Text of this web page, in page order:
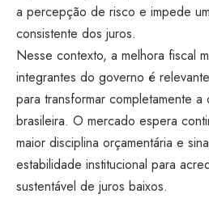
a percepção de risco e impede
consistente dos juros.
Nesse contexto, a melhora fiscal
integrantes do governo é
para transformar completamente a
brasileira. O mercado espera
maior disciplina orçamentária e
estabilidade institucional para
sustentável de juros baixos.